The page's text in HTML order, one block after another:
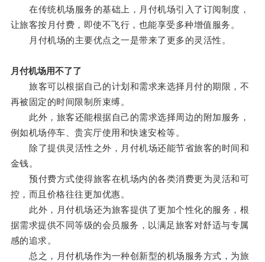
在传统机场服务的基础上，月付机场引入了订阅制度，
让旅客按月付费，即使不飞行，也能享受多种增值服务。
月付机场的主要优点之一是带来了更多的灵活性。
月付机场用不了了
旅客可以根据自己的计划和需求来选择月付的期限，不
再被固定的时间限制所束缚。
此外，旅客还能根据自己的需求选择周边的附加服务，
例如机场停车、贵宾厅使用和快速安检等。
除了提供灵活性之外，月付机场还能节省旅客的时间和
金钱。
预付费方式使得旅客在机场内的各类消费更为灵活和可
控，而且价格往往更加优惠。
此外，月付机场还为旅客提供了更加个性化的服务，根
据需求提供不同等级的会员服务，以满足旅客对舒适与专属
感的追求。
总之，月付机场作为一种创新型的机场服务方式，为旅